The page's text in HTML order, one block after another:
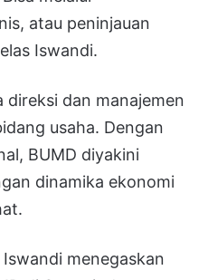
atau peninjauan
Iswandi.
direksi dan manajemen
usaha. Dengan
BUMD diyakini
dinamika ekonomi
menegaskan